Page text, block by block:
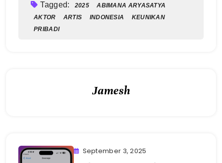
Tagged: 2025
ABIMANA ARYASATYA
AKTOR
ARTIS INDONESIA
KEUNIKAN
PRIBADI
Jamesh
September 3, 2025